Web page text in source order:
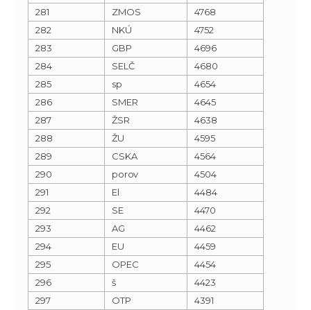
281
ZMOS
4768
282
NKÚ
4752
283
GBP
4696
284
SELČ
4680
285
sp
4654
286
SMER
4645
287
ŽSR
4638
288
ŽU
4595
289
CSKA
4564
290
porov
4504
291
El
4484
292
SE
4470
293
AG
4462
294
EU
4459
295
OPEC
4454
296
š
4423
297
OTP 4391